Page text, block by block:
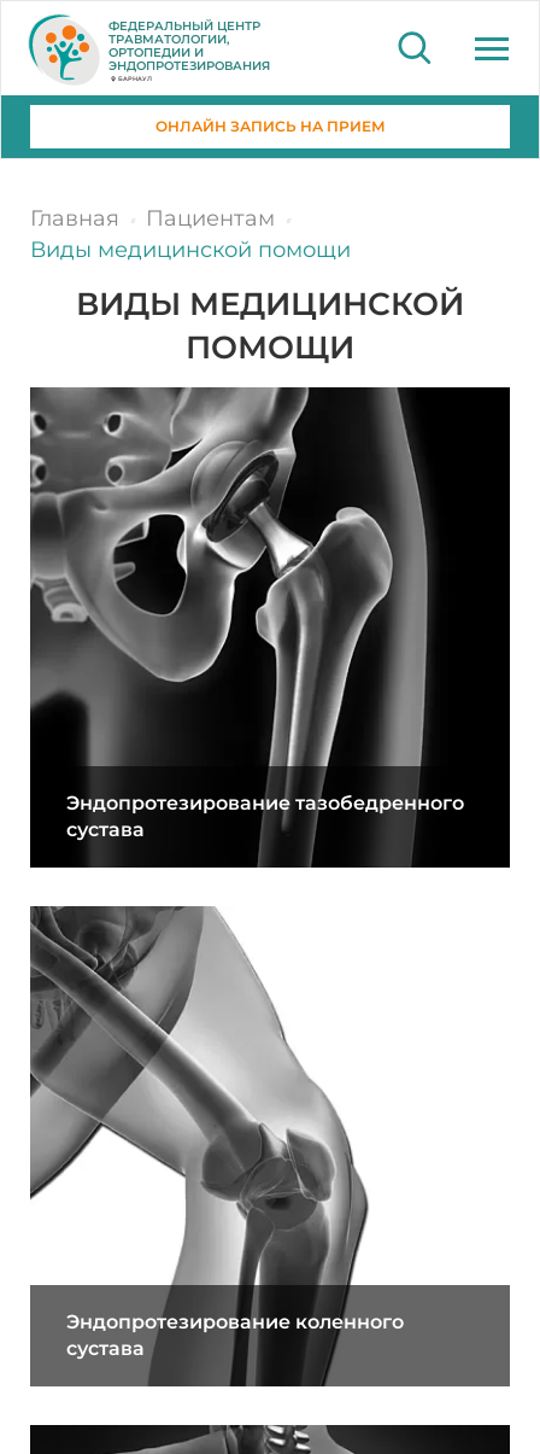
ФЕДЕРАЛЬНЫЙ ЦЕНТР
ТРАВМАТОЛОГИИ,
ОРТОПЕДИИ И
ЭНДОПРОТЕЗИРОВАНИЯ
БАРНАУЛ
ОНЛАЙН ЗАПИСЬ НА ПРИЕМ
Главная
Пациентам
Виды медицинской помощи
ВИДЫ МЕДИЦИНСКОЙ
ПОМОЩИ
Эндопротезирование тазобедренного
сустава
Эндопротезирование коленного
сустава